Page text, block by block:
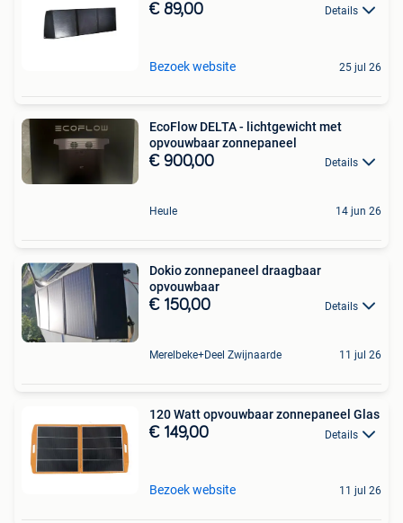
€ 89,00 Details
Bezoek website 25 jul 26
EcoFlow DELTA - lichtgewicht met
opvouwbaar zonnepaneel
€ 900,00 Details
Heule 14 jun 26
Dokio zonnepaneel draagbaar
opvouwbaar
€ 150,00 Details
Merelbeke+Deel Zwijnaarde 11 jul 26
120 Watt opvouwbaar zonnepaneel Glas
€ 149,00 Details
Bezoek website 11 jul 26